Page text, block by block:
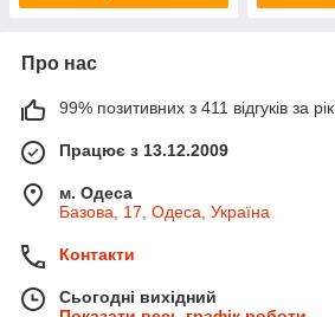
Про нас
99% позитивних з 411 відгуків за рік
Працює з 13.12.2009
м. Одеса
Базова, 17, Одеса, Україна
Контакти
Сьогодні вихідний